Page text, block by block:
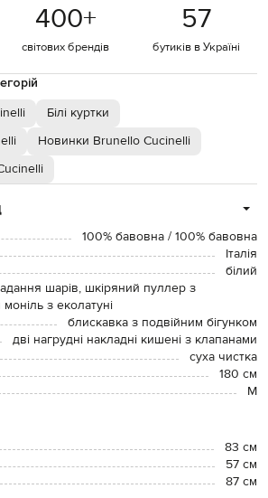
400+
світових брендів
57
бутиків в Україні
Білі куртки
Новинки Brunello Cucinelli
100% бавовна / 100% бавовна
Італія
білий
шарів, шкіряний пуллер з
з еколатуні
блискавка з подвійним бігунком
дві нагрудні накладні кишені з клапанами
суха чистка
180 см
М
83 см
57 см
87 см